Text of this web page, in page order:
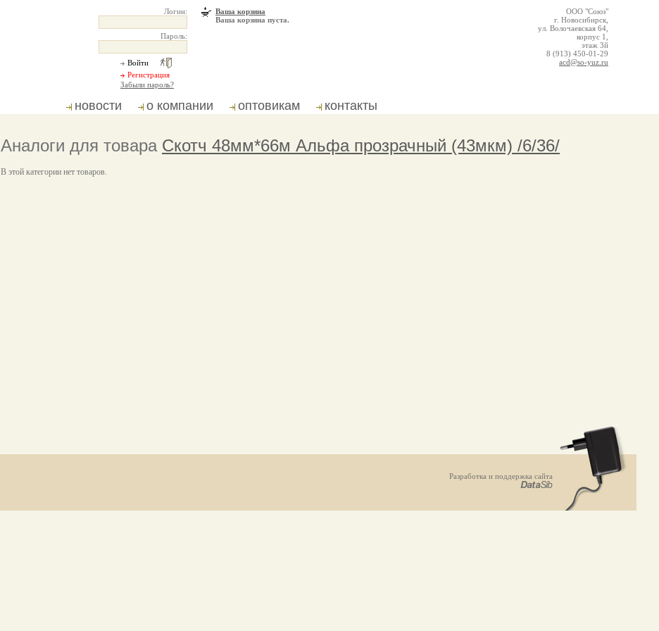
ООО "Союз"
г. Новосибирск,
ул. Волочаевская 64,
корпус 1,
этаж 3й
8 (913) 450-01-29
acd@so-yuz.ru
Логин:
Пароль:
Забыли пароль?
Ваша корзина
Ваша корзина пуста.
новости о компании оптовикам контакты
Аналоги для товара Скотч 48мм*66м Альфа прозрачный (43мкм) /6/36/
В этой категории нет товаров.
Разработка и поддержка сайта